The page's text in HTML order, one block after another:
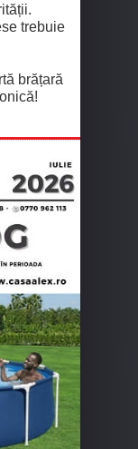
trebuie
brățară